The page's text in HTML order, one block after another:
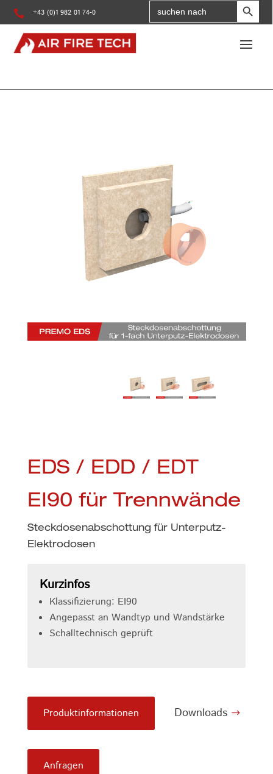
 +43 (0)1 982 01 74-0
Search
for:
EDS / EDD / EDT
EI90 für Trennwände
Steckdosenabschottung für Unterputz-
Elektrodosen
Kurzinfos
Klassifizierung: EI90
Angepasst an Wandtyp und Wandstärke
Schalltechnisch geprüft
Produktinformationen Downloads
Anfragen